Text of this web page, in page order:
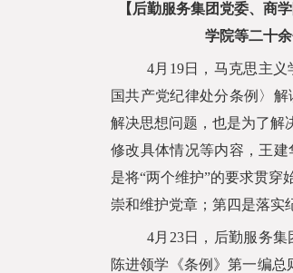
【后勤服务集团党委、商
学院等二十
4月 19日，马克思主义
国共产党纪律处分条例〉
解决思想问题，也是为了解
修改具体情况等内容，王
是将“两个维护”的要求贯
崇和维护党章；第四是落实
4月 23日，后勤服务集
陈进领学《条例》第一编